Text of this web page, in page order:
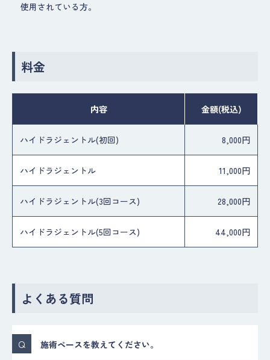
使用されている方。
料金
内容 金額(税込)
ハイドラジェントル(初回) 8,000円
ハイドラジェントル 11,000円
ハイドラジェントル(3回コース) 28,000円
ハイドラジェントル(5回コース) 44,000円
よくある質問
施術ペースを教えてください。